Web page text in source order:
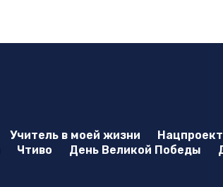
Учитель в моей жизни
Чтиво День Великой Победы